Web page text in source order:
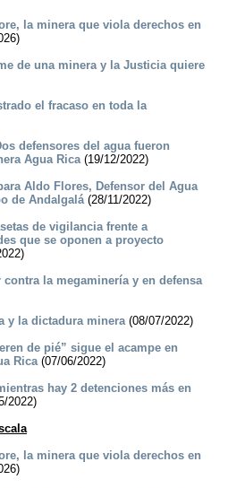
la minera que viola derechos en
de una minera y la Justicia quiere
el fracaso en toda la
defensores del agua fueron
Agua Rica(19/12/2022)
Aldo Flores, Defensor del Agua
de Andalgalá(28/11/2022)
de vigilancia frente a
que se oponen a proyecto
la megaminería y en defensa
y la dictadura minera(08/07/2022)
de pié” sigue el acampe en
Rica(07/06/2022)
hay 2 detenciones más en
2022)
la minera que viola derechos en